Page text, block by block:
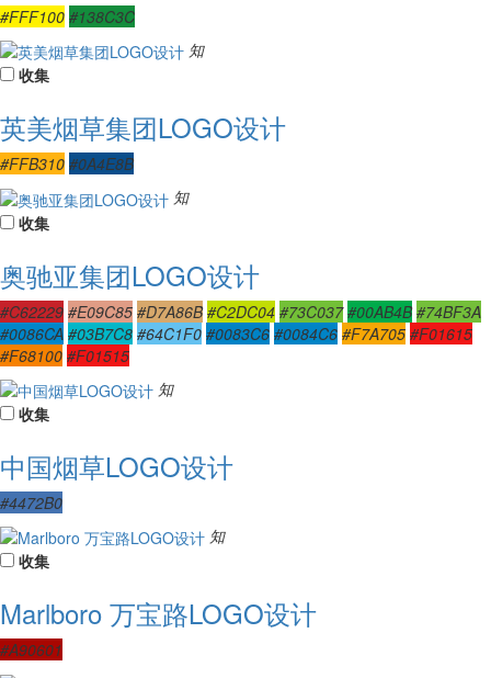
#FFF100 #138C3C
知
收集
英美烟草集团LOGO设计
#FFB310 #0A4E8B
知
收集
奥驰亚集团LOGO设计
#C62229 #E09C85 #D7A86B #C2DC04 #73C037 #00AB4B #74BF3A
#0086CA #03B7C8 #64C1F0 #0083C6 #0084C6 #F7A705 #F01615
#F68100 #F01515
知
收集
中国烟草LOGO设计
#4472B0
知
收集
Marlboro 万宝路LOGO设计
#A90601